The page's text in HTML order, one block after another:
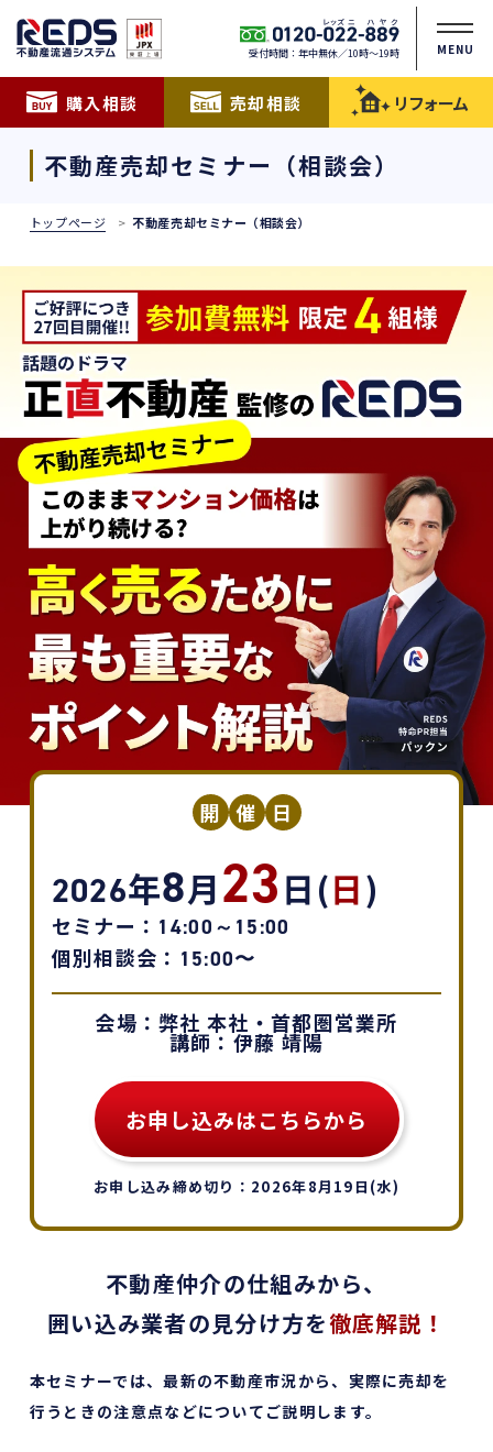
受付時間：年中無休／10時〜19時 MENU
購入相談 売却相談 リフォーム
不動産売却セミナー（相談会）
トップページ 不動産売却セミナー（相談会）
開 催 日
2026年8月23日(日)
セミナー： 14:00～15:00
個別相談会： 15:00〜
会場：弊社 本社・首都圏営業所
講師：伊藤 靖陽
お申し込みはこちらから
お申し込み締め切り：2026年8月19日(水)
不動産仲介の仕組みから、
囲い込み業者の見分け方を徹底解説！
本セミナーでは、最新の不動産市況から、実際に売却を
行うときの注意点などについてご説明します。